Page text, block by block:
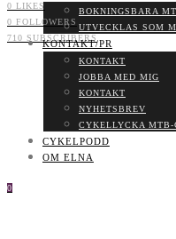
0 LIKES
0 FOLLOWERS
710 SUBSCRIBERS
BOKNINGSBARA
UTVECKLAS SOM
KONTAKT/PR
KONTAKT
JOBBA MED MIG
KONTAKT
NYHETSBREV
CYKELLYCKA MTB-
CYKELPODD
OM ELNA
0